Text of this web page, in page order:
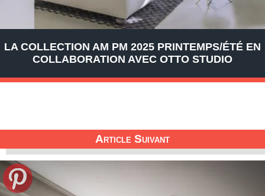
LA COLLECTION AM PM 2025 PRINTEMPS/ÉTÉ EN
COLLABORATION AVEC OTTO STUDIO
Article Suivant